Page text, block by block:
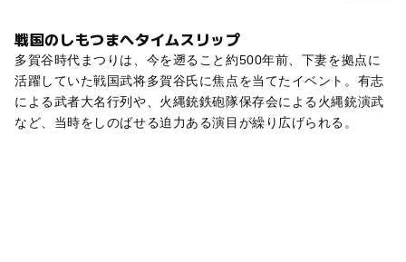
戦国のしもつまへタイムスリップ
多賀谷時代まつりは、今を遡ること約500年前、下妻を拠点に
活躍していた戦国武将多賀谷氏に焦点を当てたイベント。有志
による武者大名行列や、火縄銃鉄砲隊保存会による火縄銃演武
など、当時をしのばせる迫力ある演目が繰り広げられる。